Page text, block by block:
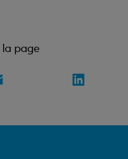
page